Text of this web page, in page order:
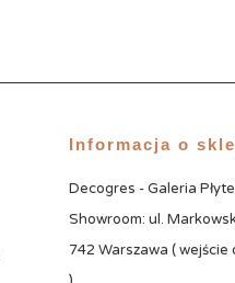
Informacja o
Decogres - Galeria
Showroom: ul.
742 Warszawa ( wejście